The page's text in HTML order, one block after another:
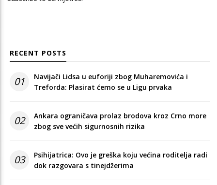
RECENT POSTS
01
Navijači Lidsa u euforiji zbog Muharemovića i
Treforda: Plasirat ćemo se u Ligu prvaka
02
Ankara ograničava prolaz brodova kroz Crno more
zbog sve većih sigurnosnih rizika
03
Psihijatrica: Ovo je greška koju većina roditelja radi
dok razgovara s tinejdžerima